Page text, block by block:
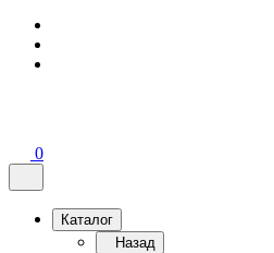
0
Каталог
Назад